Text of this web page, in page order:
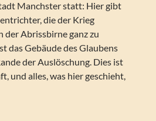
Manchster statt: Hier gibt
die der Krieg
der Abrissbirne ganz zu
das Gebäude des Glaubens
der Auslöschung. Dies ist
und alles, was hier geschieht,